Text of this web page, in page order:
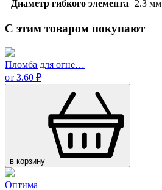
Диаметр гибкого элемента
2.3 мм
С этим товаром покупают
Пломба для огне…
от 3.60 ₽
в корзину
Оптима